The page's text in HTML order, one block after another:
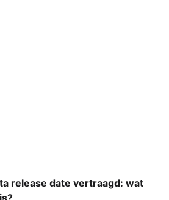
release date vertraagd: wat